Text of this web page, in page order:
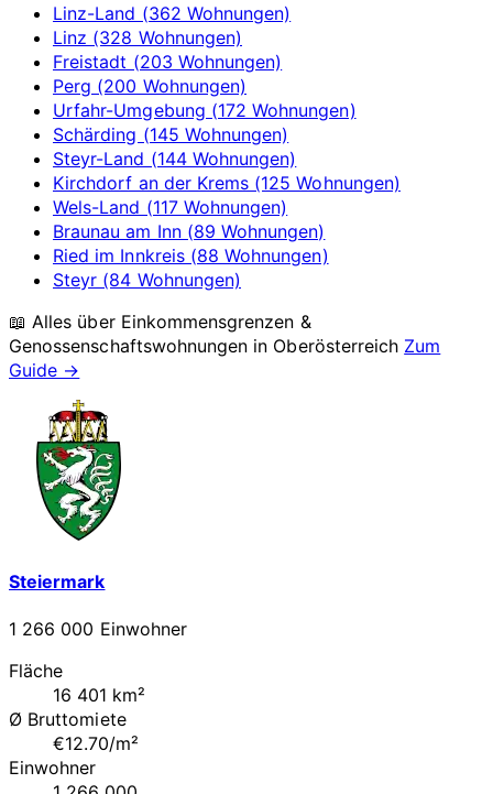
Linz-Land (362 Wohnungen)
Linz (328 Wohnungen)
Freistadt (203 Wohnungen)
Perg (200 Wohnungen)
Urfahr-Umgebung (172 Wohnungen)
Schärding (145 Wohnungen)
Steyr-Land (144 Wohnungen)
Kirchdorf an der Krems (125 Wohnungen)
Wels-Land (117 Wohnungen)
Braunau am Inn (89 Wohnungen)
Ried im Innkreis (88 Wohnungen)
Steyr (84 Wohnungen)
📖 Alles über Einkommensgrenzen &
Genossenschaftswohnungen in Oberösterreich Zum
Guide →
Steiermark
1 266 000 Einwohner
Fläche
16 401 km²
Ø Bruttomiete
€12.70/m²
Einwohner